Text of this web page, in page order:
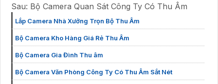
Sau: Bộ Camera Quan Sát Công Ty Có Thu Âm
Lắp Camera Nhà Xưởng Trọn Bộ Thu Âm
Bộ Camera Kho Hàng Giá Rẻ Thu Âm
Bộ Camera Gia Đình Thu âm
Bộ Camera Văn Phòng Công Ty Có Thu Âm Sắt Nét